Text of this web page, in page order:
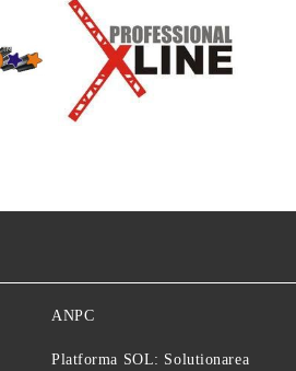
ANPC
Platforma SOL: Solutionarea